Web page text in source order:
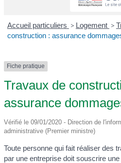
Accueil particuliers > Logement >
construction : assurance
Fiche pratique
Travaux de
assurance
Vérifié le 09/01/2020 - Direction de
administrative (Premier ministre)
Toute personne qui fait réaliser des
par une entreprise doit souscrire